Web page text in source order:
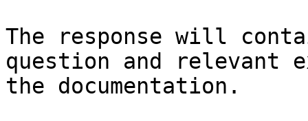
The response will
question and relevant
the documentation.